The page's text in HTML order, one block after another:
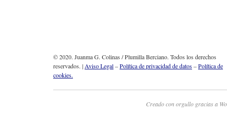
© 2020. Juanma G. Colinas / Plumilla Berciano. Todos los derechos
reservados. | Aviso Legal–Política de privacidad de datos–Política de
cookies.
Creado con orgullo gracias a